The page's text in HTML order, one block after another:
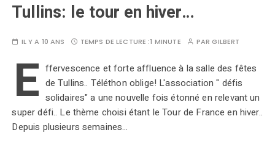
Tullins: le tour en hiver…
IL Y A 10 ANS TEMPS DE LECTURE :1 MINUTE PARGILBERT
E ffervescence et forte affluence à la salle des fêtes
de Tullins.. Téléthon oblige! L'association " défis
solidaires" a une nouvelle fois étonné en relevant un
super défi.. Le thème choisi étant le Tour de France en hiver..
Depuis plusieurs semaines…